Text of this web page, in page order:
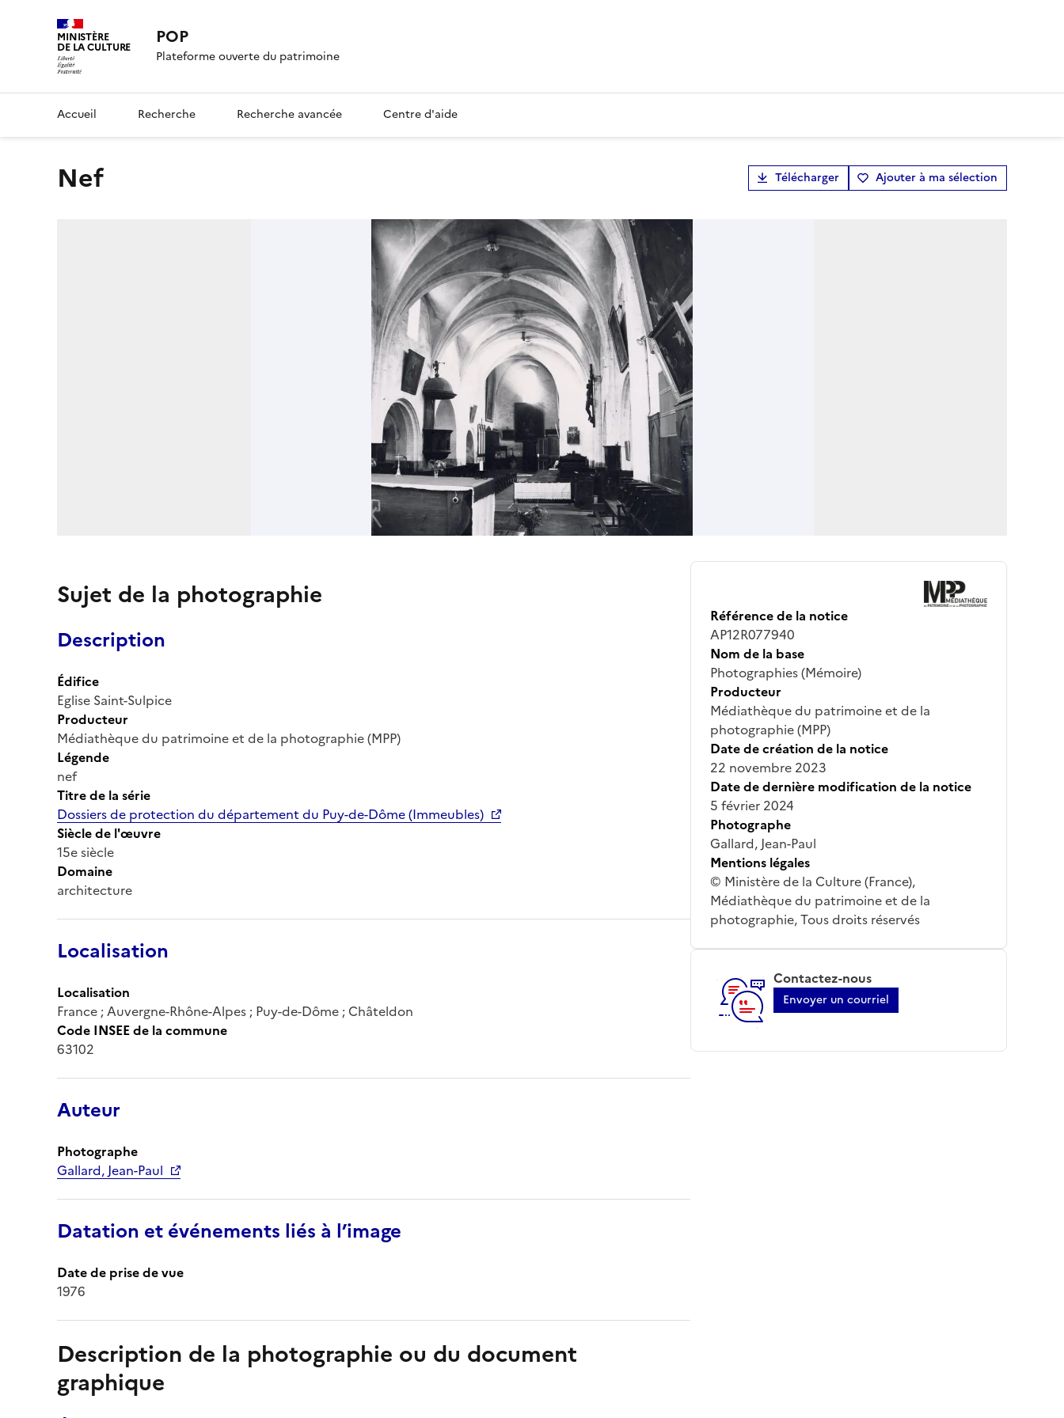
MINISTÈRE
DE LA CULTURE POP
Plateforme ouverte du patrimoine
Accueil Recherche Recherche avancée Centre d'aide
nef Télécharger Ajouter à ma sélection
Sujet de la photographie
Description
Édifice
Eglise Saint-Sulpice
Producteur
Médiathèque du patrimoine et de la photographie (MPP)
Légende
nef
Titre de la série
Dossiers de protection du département du Puy-de-Dôme (Immeubles)
Siècle de l'œuvre
15e siècle
Domaine
architecture
Localisation
Localisation
France ; Auvergne-Rhône-Alpes ; Puy-de-Dôme ; Châteldon
Code INSEE de la commune
63102
Auteur
Photographe
Gallard, Jean-Paul
Datation et événements liés à l’image
Date de prise de vue
1976
Description de la photographie ou du document
graphique
Référence de la notice
AP12R077940
Nom de la base
Photographies (Mémoire)
Producteur
Médiathèque du patrimoine et de la
photographie (MPP)
Date de création de la notice
22 novembre 2023
Date de dernière modification de la notice
5 février 2024
Photographe
Gallard, Jean-Paul
Mentions légales
© Ministère de la Culture (France),
Médiathèque du patrimoine et de la
photographie, Tous droits réservés
Contactez-nous
Envoyer un courriel